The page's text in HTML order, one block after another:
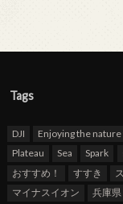
Tags
DJI Enjoying the
Plateau
Sea Spark
おすすめ！
すすき
マイナスイオン
兵庫県